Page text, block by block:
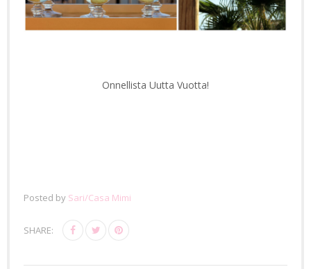
Onnellista Uutta Vuotta!
Posted by Sari/Casa Mimi
SHARE: